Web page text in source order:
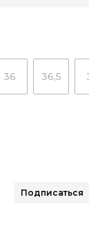
36 36,5 37
Подписаться